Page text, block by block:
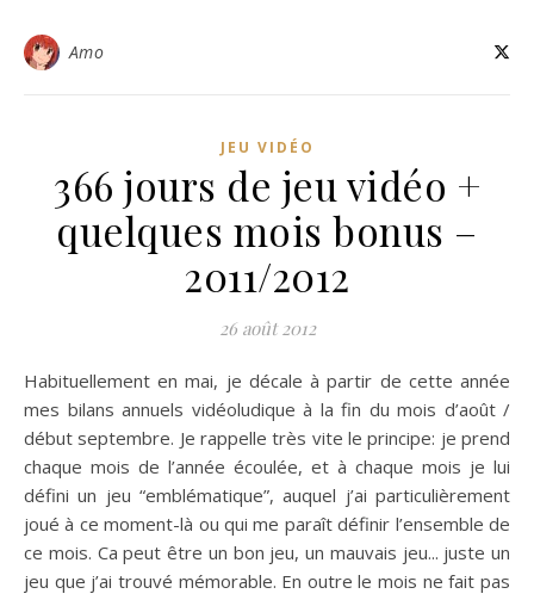
Amo
JEU VIDÉO
366 jours de jeu vidéo +
quelques mois bonus –
2011/2012
26 août 2012
Habituellement en mai, je décale à partir de cette année
mes bilans annuels vidéoludique à la fin du mois d’août /
début septembre. Je rappelle très vite le principe: je prend
chaque mois de l’année écoulée, et à chaque mois je lui
défini un jeu “emblématique”, auquel j’ai particulièrement
joué à ce moment-là ou qui me paraît définir l’ensemble de
ce mois. Ca peut être un bon jeu, un mauvais jeu... juste un
jeu que j’ai trouvé mémorable. En outre le mois ne fait pas